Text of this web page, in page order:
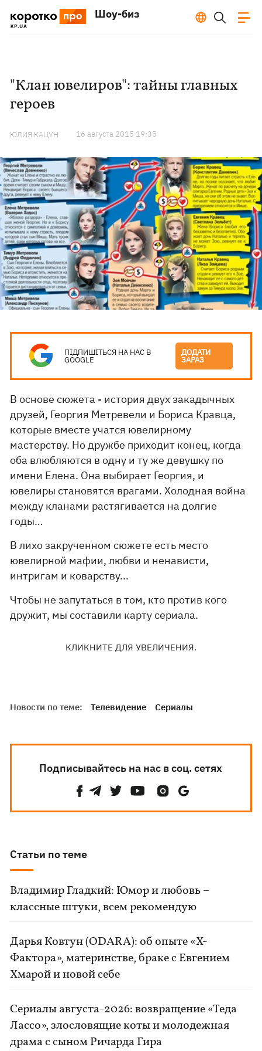
Шоу-биз
"Клан ювелиров": тайны главных
героев
ЮЛИЯ КАЦУН 16 августа 2015 19:35
ПІДПИШІТЬСЯ НА НАС В
GOOGLE
ДОДАТИ
ЗАРАЗ
В основе сюжета - история двух закадычных
друзей, Георгия Метревели и Бориса Кравца,
которые вместе учатся ювелирному
мастерству. Но дружбе приходит конец, когда
оба влюбляются в одну и ту же девушку по
имени Елена. Она выбирает Георгия, и
ювелиры становятся врагами. Холодная война
между кланами растягивается на долгие
годы…
В лихо закрученном сюжете есть место
ювелирной мафии, любви и ненависти,
интригам и коварству...
Чтобы не запутаться в том, кто против кого
дружит, мы составили карту сериала.
КЛИКНИТЕ ДЛЯ УВЕЛИЧЕНИЯ.
Новости по теме: Телевидение Сериалы
Подписывайтесь на нас в соц. сетях
Статьи по теме
Владимир Гладкий: Юмор и любовь –
классные штуки, всем рекомендую
Дарья Ковтун (ODARA): об опыте «Х-
Фактора», материнстве, браке с Евгением
Хмарой и новой себе
Сериалы августа-2026: возвращение «Теда
Лассо», злословящие коты и молодежная
драма с сыном Ричарда Гира